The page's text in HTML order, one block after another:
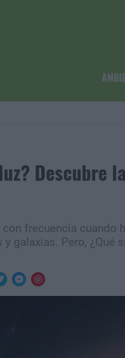
Descubre
frecuencia cuando
galaxias. Pero, ¿Qué